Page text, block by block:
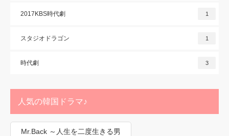
2017KBS時代劇 1
スタジオドラゴン 1
時代劇 3
人気の韓国ドラマ♪
Mr.Back ～人生を二度生きる男